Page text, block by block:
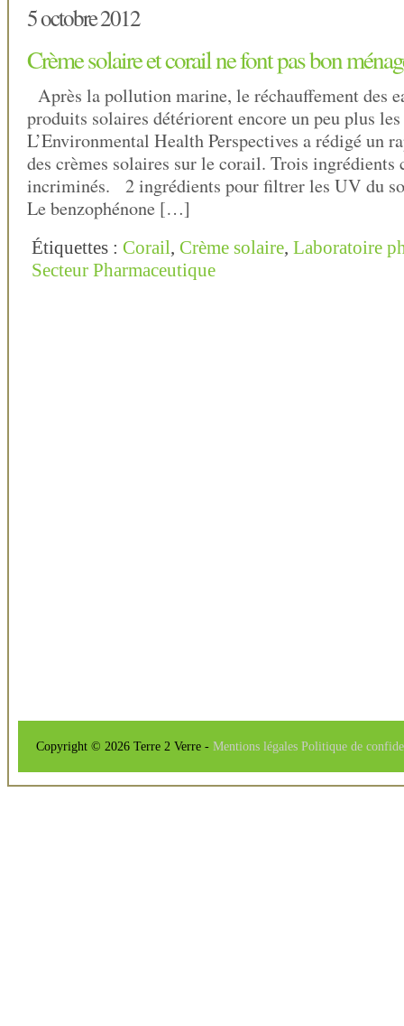
5 octobre 2012
Crème solaire et corail ne font pas bon
Après la pollution marine, le réchauffement des
produits solaires détériorent encore un peu plus
L’Environmental Health Perspectives a rédigé un
des crèmes solaires sur le corail. Trois ingrédients
incriminés. 2 ingrédients pour filtrer les UV du
Le benzophénone […]
Étiquettes : Corail, Crème solaire, Laboratoire
Secteur Pharmaceutique
Copyright © 2026 Terre 2 Verre - Mentions légales Politique de